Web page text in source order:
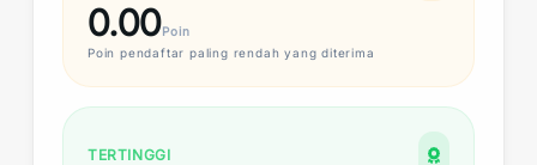
0.00Poin
Poin pendaftar paling rendah yang diterima
TERTINGGI